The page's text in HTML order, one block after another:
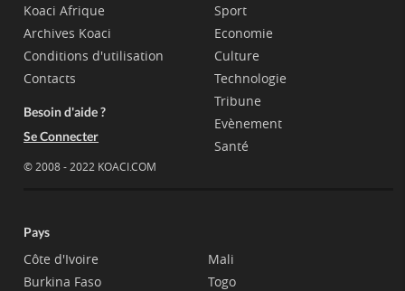
Koaci Afrique
Archives Koaci
Conditions d'utilisation
Contacts
Besoin d'aide ?
Se Connecter
© 2008 - 2022 KOACI.COM
Sport
Economie
Culture
Technologie
Tribune
Evènement
Santé
Pays
Côte d'Ivoire
Burkina Faso
Mali
Togo